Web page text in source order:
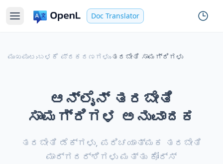
Doc Translator
ಮುಖಪುಟ ›ಬಳಕೆ ಪ್ರಕರಣಗಳು›ತರಬೇತಿ ಸಾಮಗ್ರಿಗಳು
ಆನ್‌ಲೈನ್ ತರಬೇತಿ
ಸಾಮಗ್ರಿಗಳ ಅನುವಾದಕ
ತರಬೇತಿ ಡೆಕ್‌ಗಳು, ಪರಿಚಯಾತ್ಮಕ ತರಬೇತಿ
ಮಾರ್ಗದರ್ಶಿಗಳು ಮತ್ತು ಕೋರ್ಸ್